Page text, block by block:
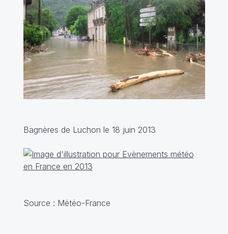
Bagnères de Luchon le 18 juin 2013
Source : Météo-France